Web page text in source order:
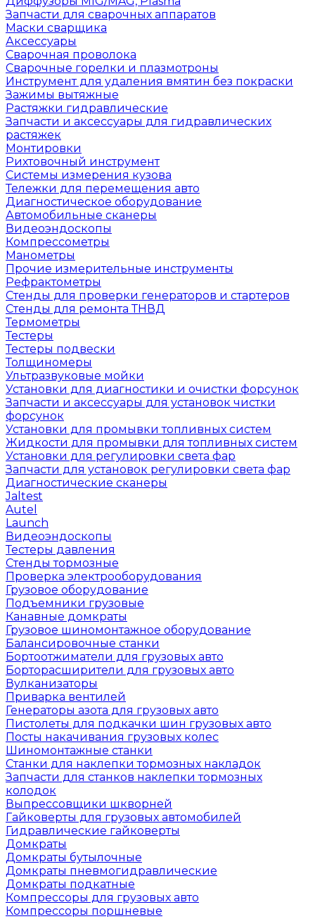
Запчасти для сварочных аппаратов
Маски сварщика
Аксессуары
Сварочная проволока
Сварочные горелки и плазмотроны
Инструмент для удаления вмятин без покраски
Зажимы вытяжные
Растяжки гидравлические
Запчасти и аксессуары для гидравлических
растяжек
Монтировки
Рихтовочный инструмент
Системы измерения кузова
Тележки для перемещения авто
Диагностическое оборудование
Автомобильные сканеры
Видеоэндоскопы
Компрессометры
Манометры
Прочие измерительные инструменты
Рефрактометры
Стенды для проверки генераторов и стартеров
Стенды для ремонта ТНВД
Термометры
Тестеры
Тестеры подвески
Толщиномеры
Ультразвуковые мойки
Установки для диагностики и очистки форсунок
Запчасти и аксессуары для установок чистки
форсунок
Установки для промывки топливных систем
Жидкости для промывки для топливных систем
Установки для регулировки света фар
Запчасти для установок регулировки света фар
Диагностические сканеры
Jaltest
Autel
Launch
Видеоэндоскопы
Тестеры давления
Стенды тормозные
Проверка электрооборудования
Грузовое оборудование
Подъемники грузовые
Канавные домкраты
Грузовое шиномонтажное оборудование
Балансировочные станки
Бортоотжиматели для грузовых авто
Борторасширители для грузовых авто
Вулканизаторы
Приварка вентилей
Генераторы азота для грузовых авто
Пистолеты для подкачки шин грузовых авто
Посты накачивания грузовых колес
Шиномонтажные станки
Станки для наклепки тормозных накладок
Запчасти для станков наклепки тормозных
колодок
Выпрессовщики шкворней
Гайковерты для грузовых автомобилей
Гидравлические гайковерты
Домкраты
Домкраты бутылочные
Домкраты пневмогидравлические
Домкраты подкатные
Компрессоры для грузовых авто
Компрессоры поршневые